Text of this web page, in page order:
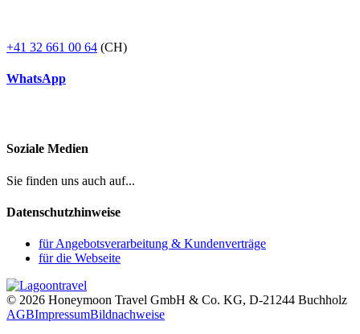
+41 32 661 00 64 (CH)
WhatsApp
Soziale Medien
Sie finden uns auch auf...
Datenschutzhinweise
für Angebotsverarbeitung & Kundenverträge
für die Webseite
© 2026 Honeymoon Travel GmbH & Co. KG, D-21244 Buchholz
AGBImpressumBildnachweise